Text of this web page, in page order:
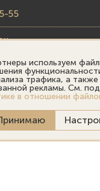
55
используем
трафика, а также
рекламы. См.
в отношении